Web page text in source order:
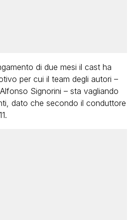
di due mesi il cast ha
per cui il team degli autori –
Signorini – sta vagliando
dato che secondo il conduttore